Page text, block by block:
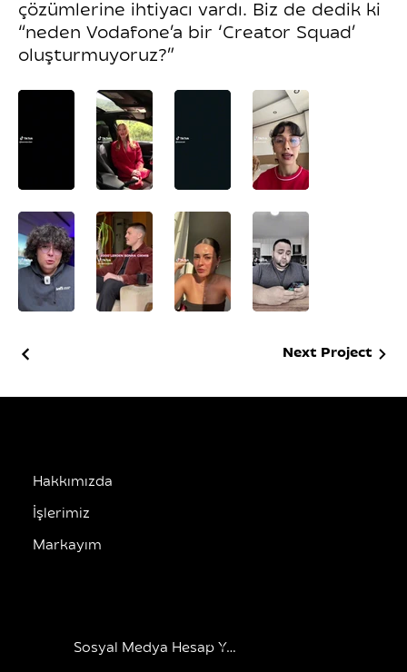
çözümlerine ihtiyacı vardı. Biz de dedik ki
“neden Vodafone’a bir ‘Creator Squad’
oluşturmuyoruz?”
Next Project
Hakkımızda
İşlerimiz
Markayım
Sosyal Medya Hesap Yönetimi
Yüzbaşı Kaya Aldoğan